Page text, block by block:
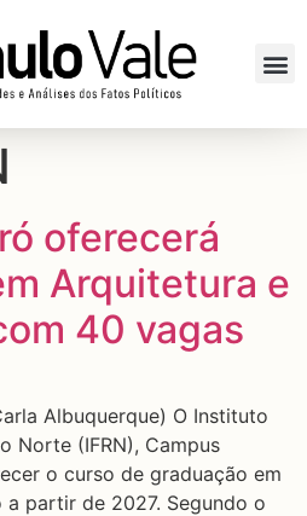
oferecerá
Arquitetura e
40 vagas
Albuquerque) O Instituto
Norte (IFRN), Campus
o curso de graduação em
partir de 2027. Segundo o